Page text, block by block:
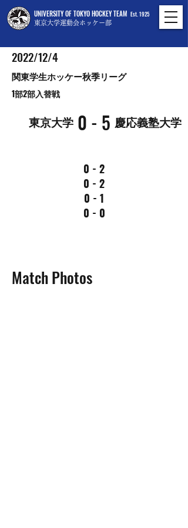
UNIVERSITY OF TOKYO HOCKEY TEAM
東京大学運動会ホッケー部
Est. 1925
2022/12/4
関東学生ホッケー秋季リーグ
1部2部入替戦
東京大学 慶応義塾大学
0 - 5
0 - 2
0 - 2
0 - 1
0 - 0
Match Photos